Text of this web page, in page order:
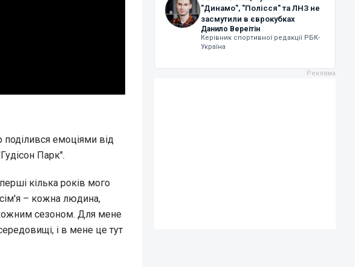
поділився емоціями від
Парк".
кілька років мого
– кожна людина,
сезоном. Для мене
і в мене це тут
"Динамо", "Полісся" та ЛНЗ не
засмутили в єврокубках
Данило Вереітін
Керівник спортивної редакції РБК-
Україна